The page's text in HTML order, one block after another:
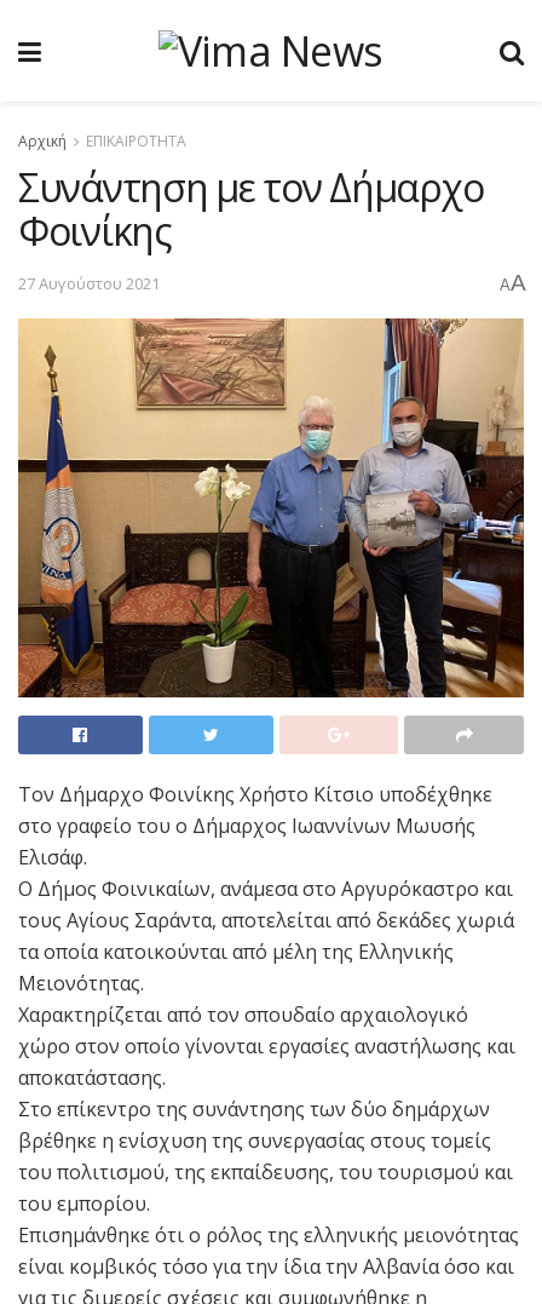
Αρχική ΕΠΙΚΑΙΡΟΤΗΤΑ
Συνάντηση με τον Δήμαρχο
Φοινίκης
27 Αυγούστου 2021 AA
Τον Δήμαρχο Φοινίκης Χρήστο Κίτσιο υποδέχθηκε
στο γραφείο του ο Δήμαρχος Ιωαννίνων Μωυσής
Ελισάφ.
Ο Δήμος Φοινικαίων, ανάμεσα στο Αργυρόκαστρο και
τους Αγίους Σαράντα, αποτελείται από δεκάδες χωριά
τα οποία κατοικούνται από μέλη της Ελληνικής
Μειονότητας.
Χαρακτηρίζεται από τον σπουδαίο αρχαιολογικό
χώρο στον οποίο γίνονται εργασίες αναστήλωσης και
αποκατάστασης.
Στο επίκεντρο της συνάντησης των δύο δημάρχων
βρέθηκε η ενίσχυση της συνεργασίας στους τομείς
του πολιτισμού, της εκπαίδευσης, του τουρισμού και
του εμπορίου.
Επισημάνθηκε ότι ο ρόλος της ελληνικής μειονότητας
είναι κομβικός τόσο για την ίδια την Αλβανία όσο και
για τις διμερείς σχέσεις και συμφωνήθηκε η